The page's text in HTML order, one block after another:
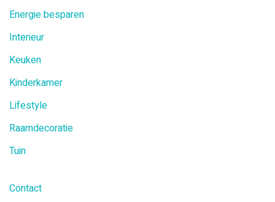
Energie besparen
Interieur
Keuken
Kinderkamer
Lifestyle
Raamdecoratie
Tuin
Contact